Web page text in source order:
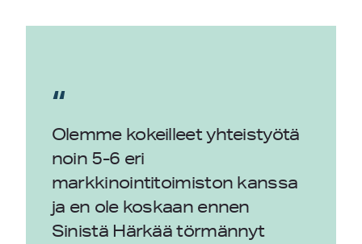
“
Olemme kokeilleet yhteistyötä
noin 5-6 eri
markkinointitoimiston kanssa
ja en ole koskaan ennen
Sinistä Härkää törmännyt